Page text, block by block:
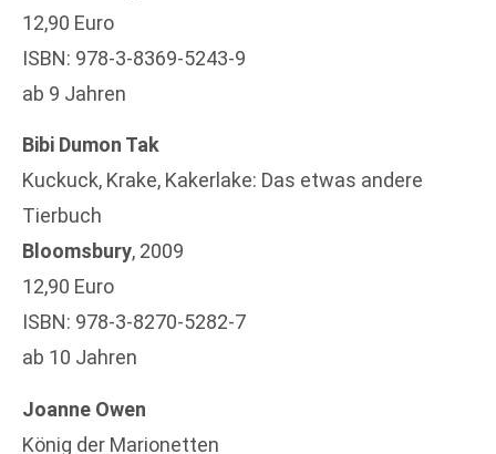
12,90 Euro
ISBN: 978-3-8369-5243-9
ab 9 Jahren
Bibi Dumon Tak
Kuckuck, Krake, Kakerlake: Das etwas andere
Tierbuch
Bloomsbury, 2009
12,90 Euro
ISBN: 978-3-8270-5282-7
ab 10 Jahren
Joanne Owen
König der Marionetten